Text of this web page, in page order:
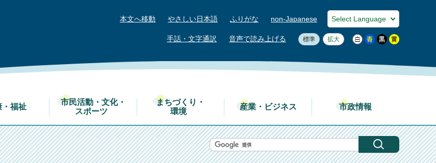
本文へ移動 やさしい日本語 ふりがな non-Japanese
手話・文字通訳 音声で読み上げる 標準 拡大
・福祉
市民活動・文化・
スポーツ
まちづくり・
環境
産業・ビジネス 市政情報